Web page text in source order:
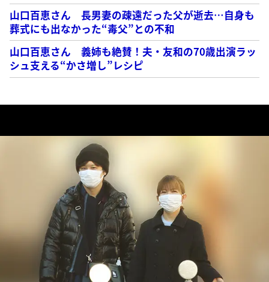
山口百恵さん 長男妻の疎遠だった父が逝去…自身も
葬式にも出なかった“毒父”との不和
山口百恵さん 義姉も絶賛！夫・友和の70歳出演ラッ
シュ支える“かさ増し”レシピ